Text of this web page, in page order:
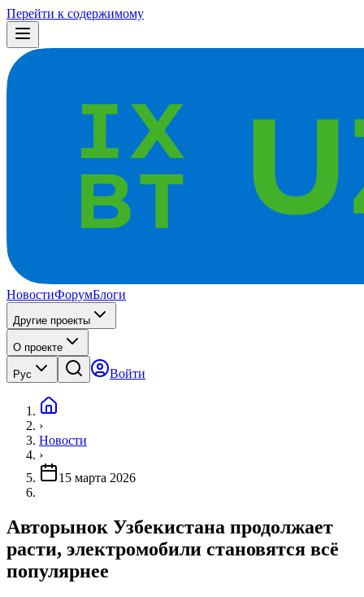
Перейти к содержимому
НовостиФорумБлоги
Другие проекты
О проекте
Рус Войти
›
Новости
›
15 марта 2026
Авторынок Узбекистана продолжает
расти, электромобили становятся всё
популярнее